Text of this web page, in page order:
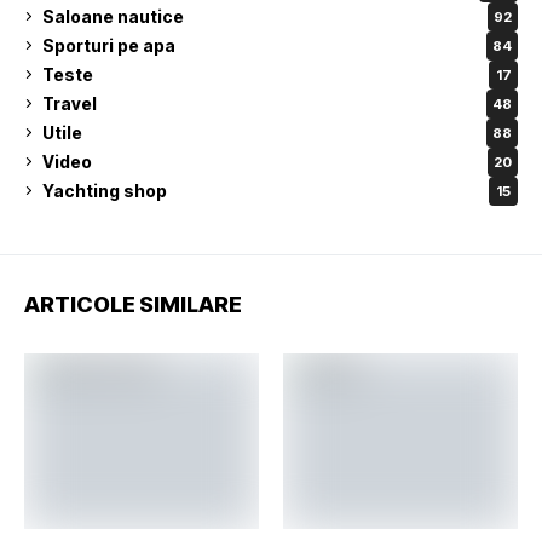
Saloane nautice 92
Sporturi pe apa 84
Teste 17
Travel 48
Utile 88
Video 20
Yachting shop 15
ARTICOLE SIMILARE